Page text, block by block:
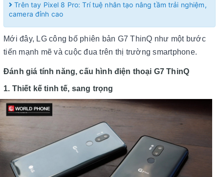
Trên tay Pixel 8 Pro: Trí tuệ nhân tạo nâng tầm trải nghiệm,
camera đỉnh cao
Mới đây, LG công bố phiên bản G7 ThinQ như một bước
tiến mạnh mẽ và cuộc đua trên thị trường smartphone.
Đánh giá tính năng, cấu hình điện thoại G7 ThinQ
1. Thiết kế tinh tế, sang trọng